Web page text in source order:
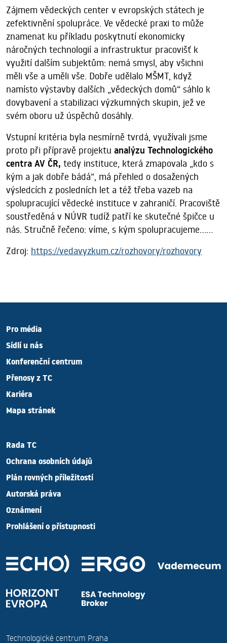
Zájmem vědeckých center v evropských státech je
zefektivnění spolupráce. Ve vědecké praxi to může
znamenat ku příkladu poskytnutí ekonomicky
náročných technologií a infrastruktur pracovišť k
využití dalším subjektům: nemá smysl, aby všichni
měli vše a uměli vše. Dobře udělalo MŠMT, když
namísto výstavby dalších „vědeckých domů“ sáhlo k
dovybavení a stabilizaci výzkumných skupin, jež ve
svém oboru už úspěchů dosáhly.
Vstupní kritéria byla nesmírně tvrdá, využívali jsme
proto při přípravě projektu analýzu Technologického
centra AV ČR, tedy instituce, která zmapovala „kdo s
kým a jak dobře bádá“, má přehled o dosažených
výsledcích z posledních let a též třeba vazeb na
spolupracující vědecké instituce v zahraničí. Pracoviště
soustředěná v NÚVR tudíž patří ke skutečné špičce u
nás. Stručně řečeno: víme, s kým spolupracujeme......
Zdroj: https://vedavyzkum.cz/rozhovory/rozhovory
Pro média
Sídlí u nás
Konferenční centrum
Přenosy z TC
Kariéra
Mapa stránek
Rada TC
Ochrana osobních údajů
Plán rovných příležitostí
Autorská práva
Oznámení
Prohlášení o přístupnosti
Technologické centrum Praha